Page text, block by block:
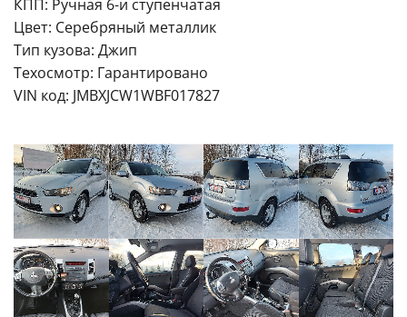
КПП: Ручная 6-и ступенчатая
Цвет: Серебряный металлик
Тип кузова: Джип
Техосмотр: Гарантировано
VIN код: JMBXJCW1WBF017827